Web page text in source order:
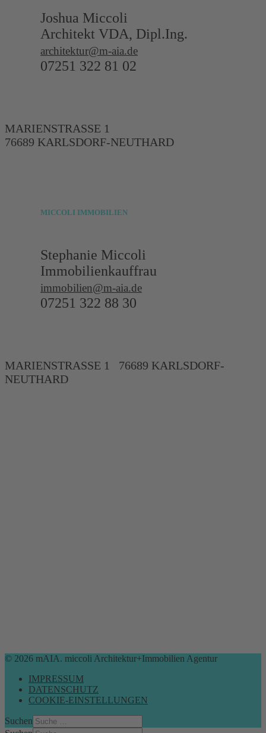
Joshua Miccoli
Architekt VDA, Dipl.Ing.
architektur@m-aia.de
07251 322 81 02
MARIENSTRASSE 1
76689 KARLSDORF-NEUTHARD
MICCOLI IMMOBILIEN
Stephanie Miccoli
Immobilienkauffrau
immobilien@m-aia.de
07251 322 88 30
MARIENSTRASSE 1 76689 KARLSDORF-
NEUTHARD
© 2026 mAIA. miccoli Architektur+Immobilien Agentur
IMPRESSUM
DATENSCHUTZ
COOKIE-EINSTELLUNGEN
Suchen